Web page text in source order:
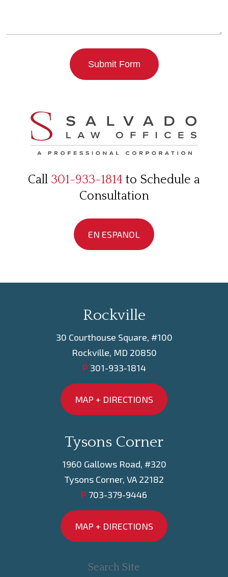
Submit Form
Call 301-933-1814 to Schedule a
Consultation
EN ESPANOL
Rockville
30 Courthouse Square, #100
Rockville, MD 20850
P 301-933-1814
MAP + DIRECTIONS
Tysons Corner
1960 Gallows Road, #320
Tysons Corner, VA 22182
P 703-379-9446
MAP + DIRECTIONS